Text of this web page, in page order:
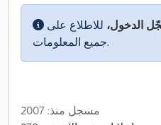
الدخول، للاطلاع على
جميع المعلومات.
مسجل منذ: 2007